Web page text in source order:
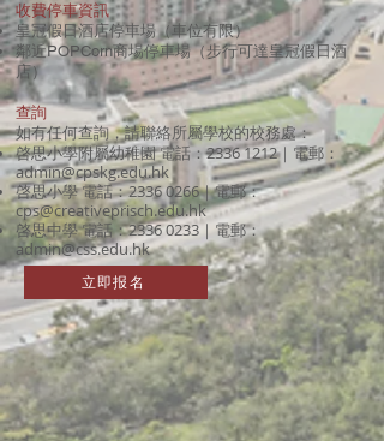
收費停車資訊
皇冠假日酒店停車場（車位有限）
鄰近POPCorn商場停車場（步行可達皇冠假日酒
店）
查詢
如有任何查詢，請聯絡所屬學校的校務處：
啓思小學附屬幼稚園 電話：2336 1212｜電郵：
admin@cpskg.edu.hk
啓思小學 電話：2336 0266｜電郵：
cps@creativeprisch.edu.hk
啓思中學 電話：2336 0233｜電郵：
admin@css.edu.hk
立即报名